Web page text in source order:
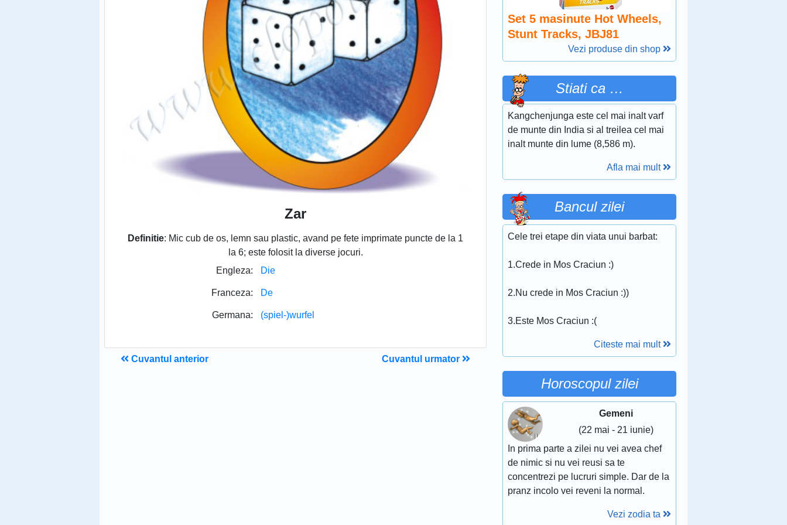
Zar
Definitie: Mic cub de os, lemn sau plastic, avand pe fete imprimate puncte de la 1
la 6; este folosit la diverse jocuri.
Engleza:
Die
Franceza: De
Germana: (spiel-)wurfel
Cuvantul anterior Cuvantul urmator
Set 5 masinute Hot Wheels,
Stunt Tracks, JBJ81
Vezi produse din shop
Stiati ca …
Kangchenjunga este cel mai inalt varf
de munte din India si al treilea cel mai
inalt munte din lume (8,586 m).
Afla mai mult
Bancul zilei
Cele trei etape din viata unui barbat:
1.Crede in Mos Craciun :)
2.Nu crede in Mos Craciun :))
3.Este Mos Craciun :(
Citeste mai mult
Horoscopul zilei
Gemeni
(22 mai - 21 iunie)
In prima parte a zilei nu vei avea chef
de nimic si nu vei reusi sa te
concentrezi pe lucruri simple. Dar de la
pranz incolo vei reveni la normal.
Vezi zodia ta